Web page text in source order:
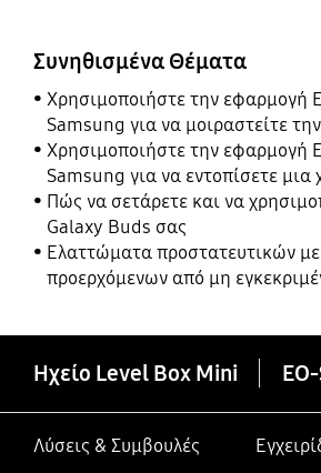
Συνηθισμένα Θέματα
Χρησιμοποιήστε την εφαρμογή
Samsung για να μοιραστείτε
με τους φίλους, το παιδί, την
άλλες επαφές
Χρησιμοποιήστε την εφαρμογή
Samsung για να εντοπίσετε
Πώς να σετάρετε και να
Galaxy Buds σας
Ελαττώματα προστατευτικών
προερχόμενων από μη
Ηχείο Level Box Mini
Λύσεις & Συμβουλές